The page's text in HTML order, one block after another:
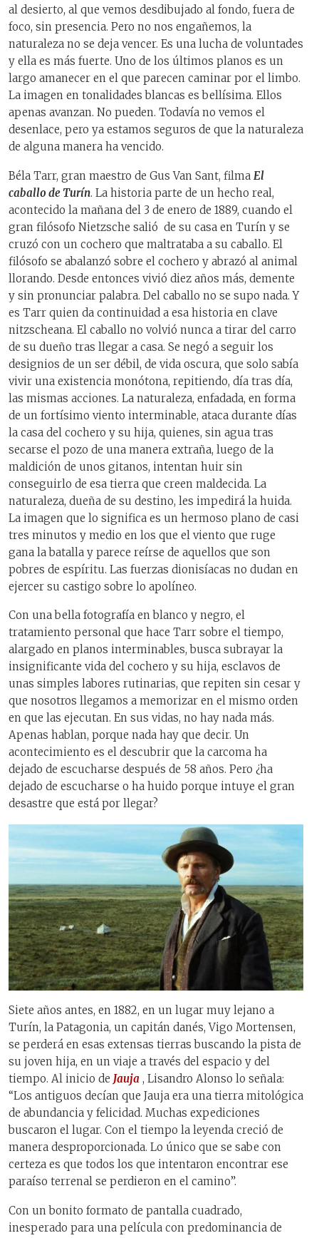
al desierto, al que vemos desdibujado al fondo, fuera de
foco, sin presencia. Pero no nos engañemos, la
naturaleza no se deja vencer. Es una lucha de voluntades
y ella es más fuerte. Uno de los últimos planos es un
largo amanecer en el que parecen caminar por el limbo.
La imagen en tonalidades blancas es bellísima. Ellos
apenas avanzan. No pueden. Todavía no vemos el
desenlace, pero ya estamos seguros de que la naturaleza
de alguna manera ha vencido.
Béla Tarr, gran maestro de Gus Van Sant, filma El
caballo de Turín. La historia parte de un hecho real,
acontecido la mañana del 3 de enero de 1889, cuando el
gran filósofo Nietzsche salió de su casa en Turín y se
cruzó con un cochero que maltrataba a su caballo. El
filósofo se abalanzó sobre el cochero y abrazó al animal
llorando. Desde entonces vivió diez años más, demente
y sin pronunciar palabra. Del caballo no se supo nada. Y
es Tarr quien da continuidad a esa historia en clave
nitzscheana. El caballo no volvió nunca a tirar del carro
de su dueño tras llegar a casa. Se negó a seguir los
designios de un ser débil, de vida oscura, que solo sabía
vivir una existencia monótona, repitiendo, día tras día,
las mismas acciones. La naturaleza, enfadada, en forma
de un fortísimo viento interminable, ataca durante días
la casa del cochero y su hija, quienes, sin agua tras
secarse el pozo de una manera extraña, luego de la
maldición de unos gitanos, intentan huir sin
conseguirlo de esa tierra que creen maldecida. La
naturaleza, dueña de su destino, les impedirá la huida.
La imagen que lo significa es un hermoso plano de casi
tres minutos y medio en los que el viento que ruge
gana la batalla y parece reírse de aquellos que son
pobres de espíritu. Las fuerzas dionisíacas no dudan en
ejercer su castigo sobre lo apolíneo.
Con una bella fotografía en blanco y negro, el
tratamiento personal que hace Tarr sobre el tiempo,
alargado en planos interminables, busca subrayar la
insignificante vida del cochero y su hija, esclavos de
unas simples labores rutinarias, que repiten sin cesar y
que nosotros llegamos a memorizar en el mismo orden
en que las ejecutan. En sus vidas, no hay nada más.
Apenas hablan, porque nada hay que decir. Un
acontecimiento es el descubrir que la carcoma ha
dejado de escucharse después de 58 años. Pero ¿ha
dejado de escucharse o ha huido porque intuye el gran
desastre que está por llegar?
Siete años antes, en 1882, en un lugar muy lejano a
Turín, la Patagonia, un capitán danés, Vigo Mortensen,
se perderá en esas extensas tierras buscando la pista de
su joven hija, en un viaje a través del espacio y del
tiempo. Al inicio de Jauja , Lisandro Alonso lo señala:
“Los antiguos decían que Jauja era una tierra mitológica
de abundancia y felicidad. Muchas expediciones
buscaron el lugar. Con el tiempo la leyenda creció de
manera desproporcionada. Lo único que se sabe con
certeza es que todos los que intentaron encontrar ese
paraíso terrenal se perdieron en el camino”.
Con un bonito formato de pantalla cuadrado,
inesperado para una película con predominancia de